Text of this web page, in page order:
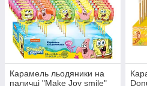
Карамель льодяники на
паличці "Make Joy smile"